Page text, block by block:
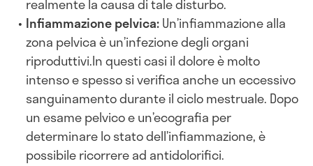
realmente la causa di tale disturbo.
Infiammazione pelvica:Un’infiammazione alla
zona pelvica è un’infezione degli organi
riproduttivi.In questi casi il dolore è molto
intenso e spesso si verifica anche un eccessivo
sanguinamento durante il ciclo mestruale. Dopo
un esame pelvico e un’ecografia per
determinare lo stato dell’infiammazione, è
possibile ricorrere ad antidolorifici.